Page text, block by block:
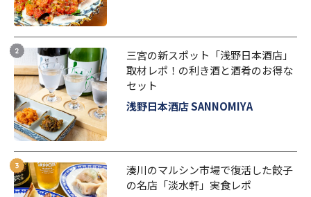
三宮の新スポット「浅野日本酒店」
取材レポ！の利き酒と酒肴のお得な
セット
浅野日本酒店 SANNOMIYA
湊川のマルシン市場で復活した餃子
の名店「淡水軒」実食レポ